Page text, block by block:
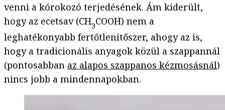
venni a kórokozó terjedésének. Ám kiderült,
hogy az ecetsav (CH3COOH) nem a
leghatékonyabb fertőtlenítőszer, ahogy az is,
hogy a tradicionális anyagok közül a szappannál
(pontosabban az alapos szappanos kézmosásnál)
nincs jobb a mindennapokban.